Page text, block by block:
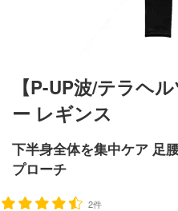
【P-UP波/テラヘ
ー レギンス
下半身全体を集中ケア 足
プローチ
2件